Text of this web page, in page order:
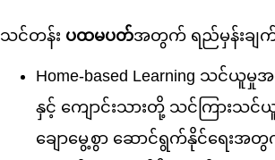
သင်တန်း ပထမပတ်အတွက် ရည်မှန်းချ
Home-based Learning သင်ယူ
နှင့် ကျောင်းသားတို့ သင်ကြားသင်
ချောမွေ့စွာ ဆောင်ရွက်နိုင်ရေး